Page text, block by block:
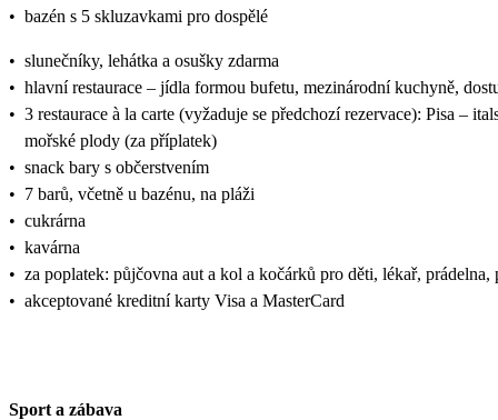
• bazén s 5 skluzavkami pro dospělé
• slunečníky, lehátka a osušky zdarma
• hlavní restaurace – jídla formou bufetu, mezinárodní kuchyně,
• 3 restaurace à la carte (vyžaduje se předchozí rezervace): Pisa –
mořské plody (za příplatek)
• snack bary s občerstvením
• 7 barů, včetně u bazénu, na pláži
• cukrárna
• kavárna
• za poplatek: půjčovna aut a kol a kočárků pro děti, lékař,
• akceptované kreditní karty Visa a MasterCard
Sport a zábava